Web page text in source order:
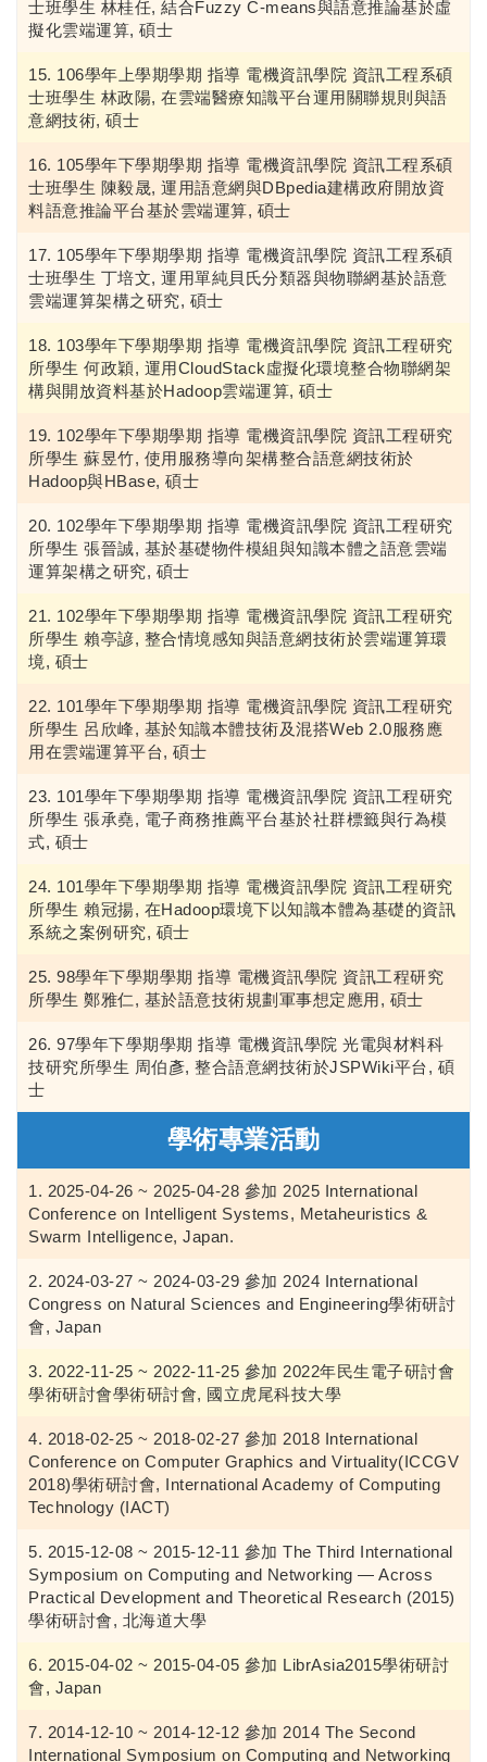
士班學生 林桂任, 結合Fuzzy C-means與語意推論基於虛
擬化雲端運算, 碩士
106學年上學期學期 指導 電機資訊學院 資訊工程系碩
士班學生 林政陽, 在雲端醫療知識平台運用關聯規則與語
意網技術, 碩士
105學年下學期學期 指導 電機資訊學院 資訊工程系碩
士班學生 陳毅晟, 運用語意網與DBpedia建構政府開放資
料語意推論平台基於雲端運算, 碩士
105學年下學期學期 指導 電機資訊學院 資訊工程系碩
士班學生 丁培文, 運用單純貝氏分類器與物聯網基於語意
雲端運算架構之研究, 碩士
103學年下學期學期 指導 電機資訊學院 資訊工程研究
所學生 何政穎, 運用CloudStack虛擬化環境整合物聯網架
構與開放資料基於Hadoop雲端運算, 碩士
102學年下學期學期 指導 電機資訊學院 資訊工程研究
所學生 蘇昱竹, 使用服務導向架構整合語意網技術於
Hadoop與HBase, 碩士
102學年下學期學期 指導 電機資訊學院 資訊工程研究
所學生 張晉誠, 基於基礎物件模組與知識本體之語意雲端
運算架構之研究, 碩士
102學年下學期學期 指導 電機資訊學院 資訊工程研究
所學生 賴亭諺, 整合情境感知與語意網技術於雲端運算環
境, 碩士
101學年下學期學期 指導 電機資訊學院 資訊工程研究
所學生 呂欣峰, 基於知識本體技術及混搭Web 2.0服務應
用在雲端運算平台, 碩士
101學年下學期學期 指導 電機資訊學院 資訊工程研究
所學生 張承堯, 電子商務推薦平台基於社群標籤與行為模
式, 碩士
101學年下學期學期 指導 電機資訊學院 資訊工程研究
所學生 賴冠揚, 在Hadoop環境下以知識本體為基礎的資訊
系統之案例研究, 碩士
98學年下學期學期 指導 電機資訊學院 資訊工程研究
所學生 鄭雅仁, 基於語意技術規劃軍事想定應用, 碩士
97學年下學期學期 指導 電機資訊學院 光電與材料科
技研究所學生 周伯彥, 整合語意網技術於JSPWiki平台, 碩
士
學術專業活動
2025-04-26 ~ 2025-04-28 參加 2025 International
Conference on Intelligent Systems, Metaheuristics &
Swarm Intelligence, Japan.
2024-03-27 ~ 2024-03-29 參加 2024 International
Congress on Natural Sciences and Engineering學術研討
會, Japan
2022-11-25 ~ 2022-11-25 參加 2022年民生電子研討會
學術研討會學術研討會, 國立虎尾科技大學
2018-02-25 ~ 2018-02-27 參加 2018 International
Conference on Computer Graphics and Virtuality(ICCGV
2018)學術研討會, International Academy of Computing
Technology (IACT)
2015-12-08 ~ 2015-12-11 參加 The Third International
Symposium on Computing and Networking — Across
Practical Development and Theoretical Research (2015)
學術研討會, 北海道大學
2015-04-02 ~ 2015-04-05 參加 LibrAsia2015學術研討
會, Japan
2014-12-10 ~ 2014-12-12 參加 2014 The Second
International Symposium on Computing and Networking